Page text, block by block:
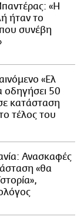
«Η
ήταν το
συνέβη
«Ελ
οδηγήσει 50
κατάσταση
τέλος του
Ανασκαφές
«θα